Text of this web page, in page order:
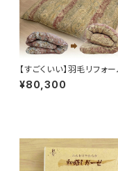
【すごくいい】羽毛リフォ
90×210cm 100サテン ナ
キルト 補充羽毛WDD93%
¥80,300